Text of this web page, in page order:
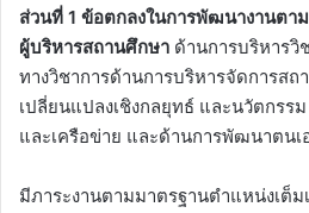
ส่วนที่ 1 ข้อตกลงในการพัฒนางานตา
ผู้บริหารสถานศึกษา ด้านการบริหารวิ
ทางวิชาการด้านการบริหารจัดการส
เปลี่ยนแปลงเชิงกลยุทธ์ และนวัตกรร
และเครือข่าย และด้านการพัฒนาตนเ
มีภาระงานตามมาตรฐานตำแหน่งเต็